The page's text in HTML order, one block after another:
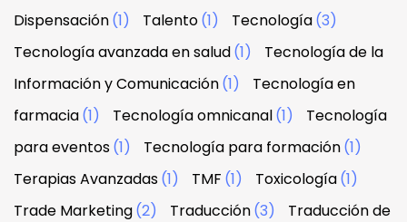
Dispensación(1) Talento(1) Tecnología(3)
Tecnología avanzada en salud(1)
Tecnología de la
Información y Comunicación(1)
Tecnología en
farmacia(1) Tecnología omnicanal(1)
Tecnología
para eventos(1) Tecnología para formación(1)
Terapias Avanzadas(1) TMF (1) Toxicología(1)
Trade Marketing(2) Traducción(3)
Traducción de